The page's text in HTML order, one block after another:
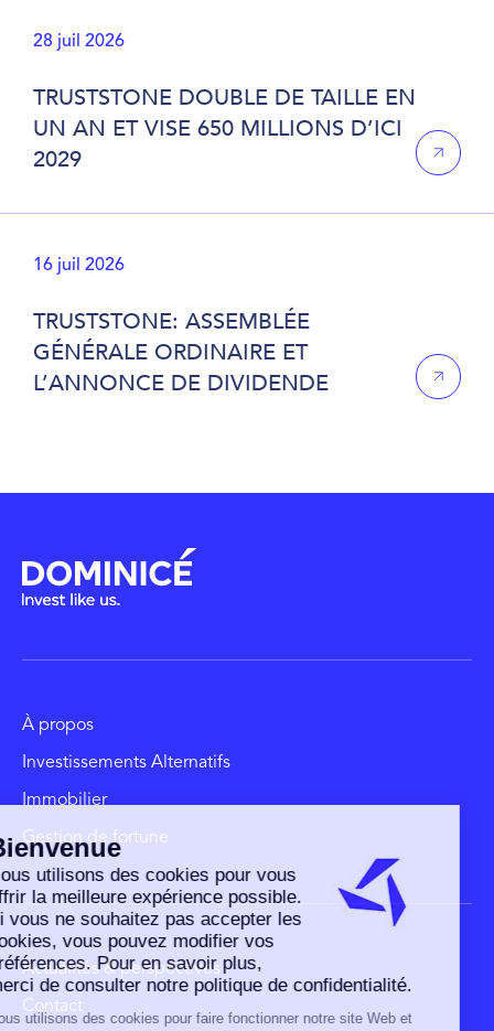
28 juil 2026
TRUSTSTONE DOUBLE DE TAILLE EN
UN AN ET VISE 650 MILLIONS D’ICI
2029
16 juil 2026
TRUSTSTONE: ASSEMBLÉE
GÉNÉRALE ORDINAIRE ET
L’ANNONCE DE DIVIDENDE
À propos
Investissements Alternatifs
Immobilier
Gestion de fortune
Actualités & perspectives
Contact